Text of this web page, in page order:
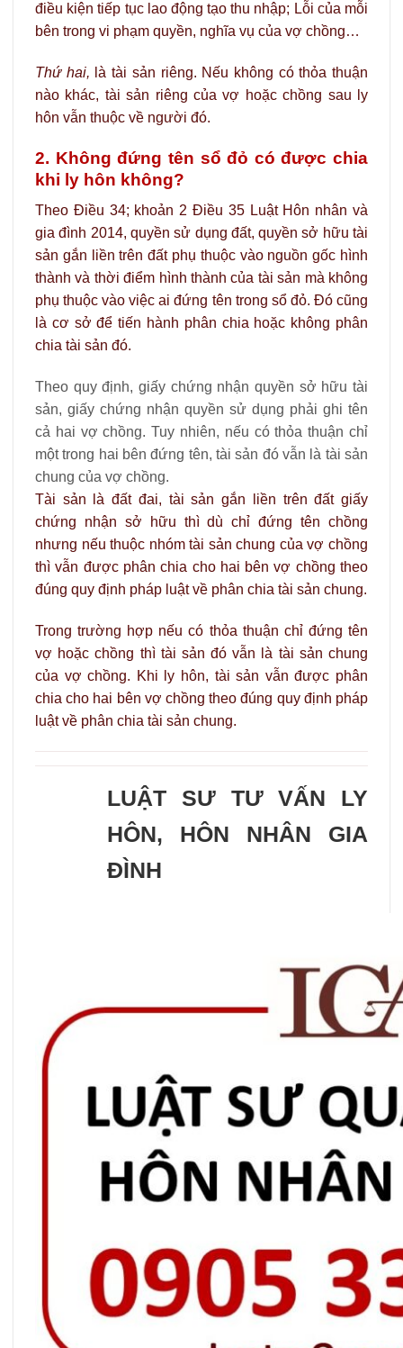
điều kiện tiếp tục lao động tạo thu nhập; Lỗi của mỗi
bên trong vi phạm quyền, nghĩa vụ của vợ chồng…
Thứ hai, là tài sản riêng. Nếu không có thỏa thuận
nào khác, tài sản riêng của vợ hoặc chồng sau ly
hôn vẫn thuộc về người đó.
2. Không đứng tên sổ đỏ có được chia
khi ly hôn không?
Theo Điều 34; khoản 2 Điều 35 Luật Hôn nhân và
gia đình 2014, quyền sử dụng đất, quyền sở hữu tài
sản gắn liền trên đất phụ thuộc vào nguồn gốc hình
thành và thời điểm hình thành của tài sản mà không
phụ thuộc vào việc ai đứng tên trong sổ đỏ. Đó cũng
là cơ sở để tiến hành phân chia hoặc không phân
chia tài sản đó.
Theo quy định, giấy chứng nhận quyền sở hữu tài
sản, giấy chứng nhận quyền sử dụng phải ghi tên
cả hai vợ chồng. Tuy nhiên, nếu có thỏa thuận chỉ
một trong hai bên đứng tên, tài sản đó vẫn là tài sản
chung của vợ chồng.
Tài sản là đất đai, tài sản gắn liền trên đất giấy
chứng nhận sở hữu thì dù chỉ đứng tên chồng
nhưng nếu thuộc nhóm tài sản chung của vợ chồng
thì vẫn được phân chia cho hai bên vợ chồng theo
đúng quy định pháp luật về phân chia tài sản chung.
Trong trường hợp nếu có thỏa thuận chỉ đứng tên
vợ hoặc chồng thì tài sản đó vẫn là tài sản chung
của vợ chồng. Khi ly hôn, tài sản vẫn được phân
chia cho hai bên vợ chồng theo đúng quy định pháp
luật về phân chia tài sản chung.
LUẬT SƯ TƯ VẤN LY
HÔN, HÔN NHÂN GIA
ĐÌNH